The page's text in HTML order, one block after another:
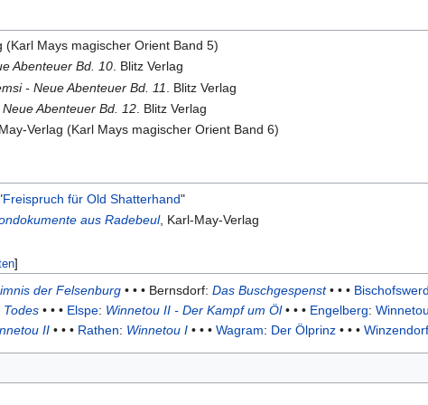
(Karl Mays magischer Orient Band 5)
Abenteuer Bd. 10. Blitz Verlag
- Neue Abenteuer Bd. 11
. Blitz Verlag
Abenteuer Bd. 12 . Blitz Verlag
Verlag (Karl Mays magischer Orient Band 6)
Freispruch für Old Shatterhand"
aus Radebeul, Karl-May-Verlag
]
der Felsenburg • • • Bernsdorf: Das Buschgespenst• • •
Todes • • • Elspe: Winnetou II - Der Kampf um Öl• • • Engelberg:
II • • • Rathen: Winnetou I • • • Wagram: Der Ölprinz • • • Winzendorf